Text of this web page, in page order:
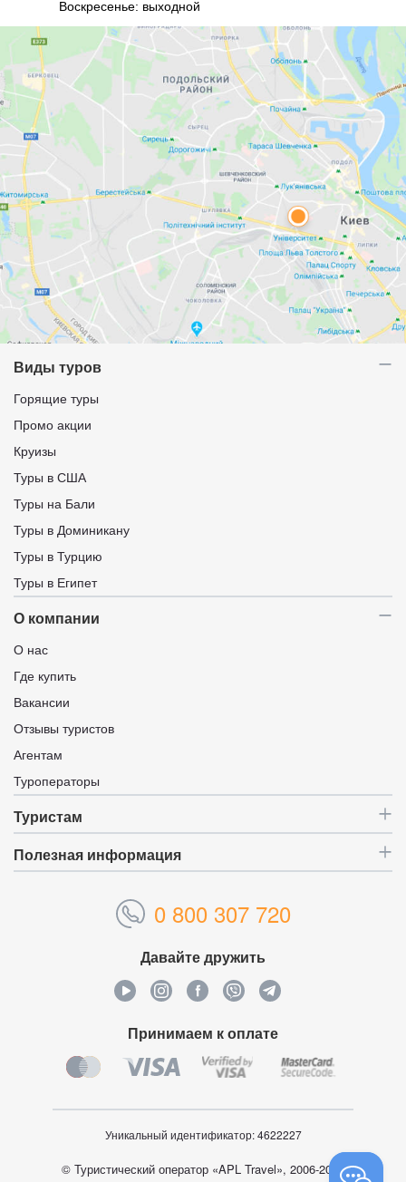
Воскресенье: выходной
Виды туров
Горящие туры
Промо акции
Круизы
Туры в США
Туры на Бали
Туры в Доминикану
Туры в Турцию
Туры в Египет
О компании
О нас
Где купить
Вакансии
Отзывы туристов
Агентам
Туроператоры
Туристам
Полезная информация
0 800 307 720
Давайте дружить
Принимаем к оплате
Уникальный идентификатор:4622227
© Туристический оператор «APL Travel», 2006-2026